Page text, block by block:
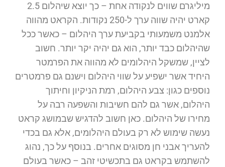
מיליגרם שווים לנקודה אחת – כך יוצא שיהלום 2.5
קארט יהיה שווה ערך ל-250 נקודות. הקראט מהווה
אלמנט משמעותי בקביעת ערך היהלום – כאשר ככל
שהיהלום כבד יותר, הוא גם יהיה יקר יותר. חשוב
לציין, שמשקל היהלומים לא מהווה את הפרמטר
היחיד אשר ישפיע על שווי היהלום וישנם גם פרמטרים
נוספים כגון: צבע היהלום, רמת הניקיון וחיתוך
היהלום, אשר גם להם חשיבות והשפעה רבה על
מחירו של היהלום. כאן חשוב להדגיש שבמושג קראט
נעשה שימוש לא רק בעולם היהלומים, אלא גם בכדי
להעריך אבני חן מסוגים אחרים. בנוסף על כך, נהוג
להשתמש בקראט גם בתכשיטי זהב – כאשר בעולם